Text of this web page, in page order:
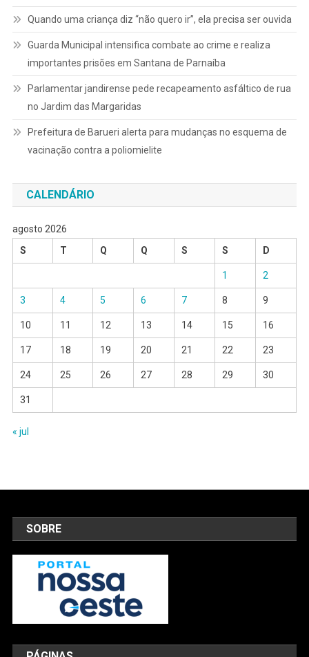
Quando uma criança diz “não quero ir”, ela precisa ser ouvida
Guarda Municipal intensifica combate ao crime e realiza
importantes prisões em Santana de Parnaíba
Parlamentar jandirense pede recapeamento asfáltico de rua
no Jardim das Margaridas
Prefeitura de Barueri alerta para mudanças no esquema de
vacinação contra a poliomielite
CALENDÁRIO
agosto 2026
S
T Q Q S S D
1 2
3 4 5 6 7 8 9
10 11 12 13 14 15 16
17 18 19 20 21 22 23
24 25 26 27 28 29 30
31
« jul
SOBRE